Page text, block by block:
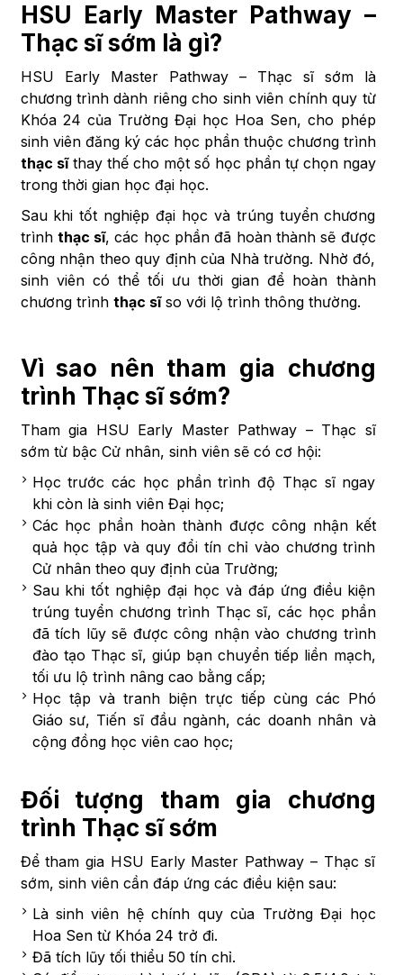
HSU Early Master Pathway –
Thạc sĩ sớm là gì?
HSU Early Master Pathway – Thạc sĩ sớm là
chương trình dành riêng cho sinh viên chính quy từ
Khóa 24 của Trường Đại học Hoa Sen, cho phép
sinh viên đăng ký các học phần thuộc chương trình
thạc sĩthay thế cho một số học phần tự chọn ngay
trong thời gian học đại học.
Sau khi tốt nghiệp đại học và trúng tuyển chương
trình thạc sĩ, các học phần đã hoàn thành sẽ được
công nhận theo quy định của Nhà trường. Nhờ đó,
sinh viên có thể tối ưu thời gian để hoàn thành
chương trình thạc sĩso với lộ trình thông thường.
Vì sao nên tham gia chương
trình Thạc sĩ sớm?
Tham gia HSU Early Master Pathway – Thạc sĩ
sớm từ bậc Cử nhân, sinh viên sẽ có cơ hội:
Học trước các học phần trình độ Thạc sĩ ngay
khi còn là sinh viên Đại học;
Các học phần hoàn thành được công nhận kết
quả học tập và quy đổi tín chỉ vào chương trình
Cử nhân theo quy định của Trường;
Sau khi tốt nghiệp đại học và đáp ứng điều kiện
trúng tuyển chương trình Thạc sĩ, các học phần
đã tích lũy sẽ được công nhận vào chương trình
đào tạo Thạc sĩ, giúp bạn chuyển tiếp liền mạch,
tối ưu lộ trình nâng cao bằng cấp;
Học tập và tranh biện trực tiếp cùng các Phó
Giáo sư, Tiến sĩ đầu ngành, các doanh nhân và
cộng đồng học viên cao học;
Đối tượng tham gia chương
trình Thạc sĩ sớm
Để tham gia HSU Early Master Pathway – Thạc sĩ
sớm, sinh viên cần đáp ứng các điều kiện sau:
Là sinh viên hệ chính quy của Trường Đại học
Hoa Sen từ Khóa 24 trở đi.
Đã tích lũy tối thiểu 50 tín chỉ.